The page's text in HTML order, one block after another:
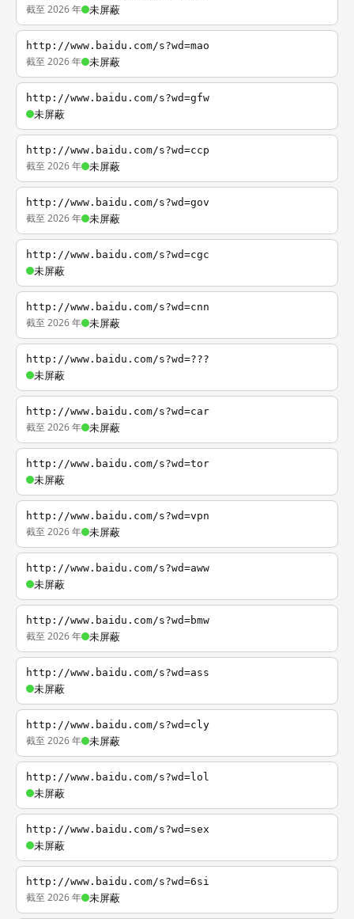
截至 2026 年 未屏蔽
http://www.baidu.com/s?wd=mao
截至 2026 年 未屏蔽
http://www.baidu.com/s?wd=gfw
未屏蔽
http://www.baidu.com/s?wd=ccp
截至 2026 年 未屏蔽
http://www.baidu.com/s?wd=gov
截至 2026 年 未屏蔽
http://www.baidu.com/s?wd=cgc
未屏蔽
http://www.baidu.com/s?wd=cnn
截至 2026 年 未屏蔽
http://www.baidu.com/s?wd=???
未屏蔽
http://www.baidu.com/s?wd=car
截至 2026 年 未屏蔽
http://www.baidu.com/s?wd=tor
未屏蔽
http://www.baidu.com/s?wd=vpn
截至 2026 年 未屏蔽
http://www.baidu.com/s?wd=aww
未屏蔽
http://www.baidu.com/s?wd=bmw
截至 2026 年 未屏蔽
http://www.baidu.com/s?wd=ass
未屏蔽
http://www.baidu.com/s?wd=cly
截至 2026 年 未屏蔽
http://www.baidu.com/s?wd=lol
未屏蔽
http://www.baidu.com/s?wd=sex
未屏蔽
http://www.baidu.com/s?wd=6si
截至 2026 年 未屏蔽